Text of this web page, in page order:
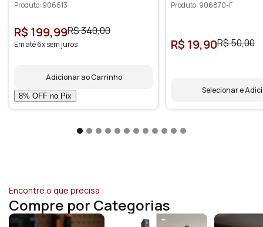
Produto: 906613
R$ 199,99R$ 340,00
Em até 6x sem juros
Adicionar ao Carrinho
Produto: 906870-F
R$ 19,90R$ 50,00
Selecionar e
Encontre o que precisa
Compre por Categorias